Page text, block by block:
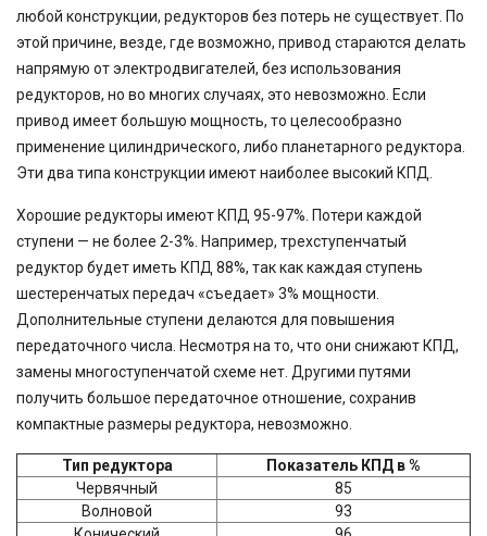
любой конструкции, редукторов без потерь не существует. По
этой причине, везде, где возможно, привод стараются делать
напрямую от электродвигателей, без использования
редукторов, но во многих случаях, это невозможно. Если
привод имеет большую мощность, то целесообразно
применение цилиндрического, либо планетарного редуктора.
Эти два типа конструкции имеют наиболее высокий КПД.
Хорошие редукторы имеют КПД 95-97%. Потери каждой
ступени — не более 2-3%. Например, трехступенчатый
редуктор будет иметь КПД 88%, так как каждая ступень
шестеренчатых передач «съедает» 3% мощности.
Дополнительные ступени делаются для повышения
передаточного числа. Несмотря на то, что они снижают КПД,
замены многоступенчатой схеме нет. Другими путями
получить большое передаточное отношение, сохранив
компактные размеры редуктора, невозможно.
Тип редуктора
Показатель КПД в %
Червячный
85
Волновой
93